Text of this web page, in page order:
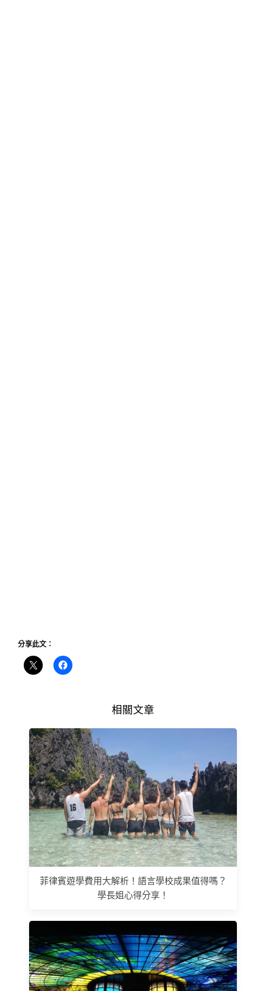
分享此文：
相關文章
菲律賓遊學費用大解析！語言學校成果值得嗎？
學長姐心得分享！